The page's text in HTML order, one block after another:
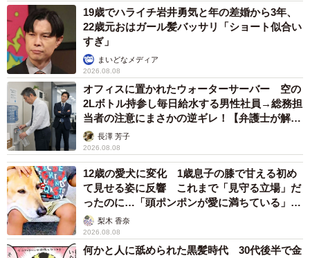
19歳でハライチ岩井勇気と年の差婚から3年、
22歳元おはガール髪バッサリ「ショート似合い
すぎ」
まいどなメディア
2026.08.08
オフィスに置かれたウォーターサーバー 空の
2Lボトル持参し毎日給水する男性社員→総務担
当者の注意にまさかの逆ギレ！【弁護士が解
説】長澤 芳子
2026.08.08
12歳の愛犬に変化 1歳息子の膝で甘える初め
て見せる姿に反響 これまで「見守る立場」だ
ったのに…「頭ポンポンが愛に満ちている」
「尊…」
梨木 香奈
2026.08.08
何かと人に舐められた黒髪時代 30代後半で金